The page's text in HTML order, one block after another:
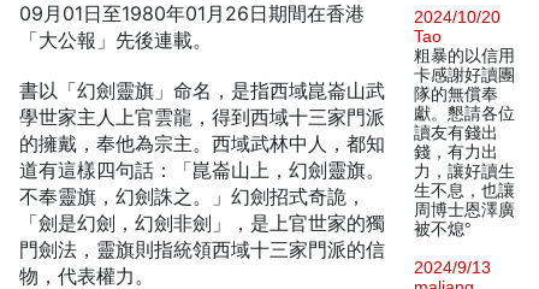
09月01日至1980年01月26日期間在香港
「大公報」先後連載。
書以「幻劍靈旗」命名，是指西域崑崙山武
學世家主人上官雲龍，得到西域十三家門派
的擁戴，奉他為宗主。西域武林中人，都知
道有這樣四句話：「崑崙山上，幻劍靈旗。
不奉靈旗，幻劍誅之。」幻劍招式奇詭，
「劍是幻劍，幻劍非劍」，是上官世家的獨
門劍法，靈旗則指統領西域十三家門派的信
物，代表權力。
2024/10/20
Tao
粗暴的以信用
卡感謝好讀團
隊的無償奉
獻。懇請各位
讀友有錢出
錢，有力出
力，讓好讀生
生不息，也讓
周博士恩澤廣
被不熄°
2024/9/13